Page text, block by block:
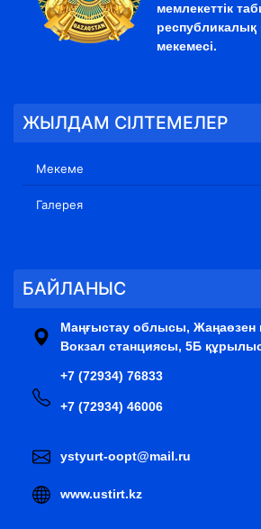
мемлекеттік
республикалық
мекемесі.
ЖЫЛДАМ СІЛТЕМЕЛЕР
Мекеме
Галерея
БАЙЛАНЫС
Маңғыстау облысы, Жаңаөзен
Вокзал станциясы, 5Б
+7 (72934) 76833
+7 (72934) 46006
ystyurt-oopt@mail.ru
www.ustirt.kz